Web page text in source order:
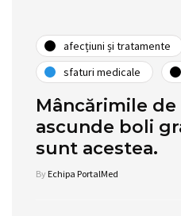
afecțiuni și tratamente
sfaturi medicale
Mâncărimile
ascunde boli
sunt acestea.
By Echipa PortalMed